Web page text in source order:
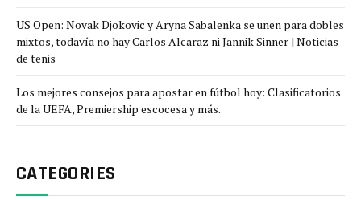
US Open: Novak Djokovic y Aryna Sabalenka se unen para dobles
mixtos, todavía no hay Carlos Alcaraz ni Jannik Sinner | Noticias
de tenis
Los mejores consejos para apostar en fútbol hoy: Clasificatorios
de la UEFA, Premiership escocesa y más.
CATEGORIES